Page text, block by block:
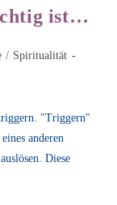
ist…
/ Spiritualität
"Triggern"
anderen
Diese